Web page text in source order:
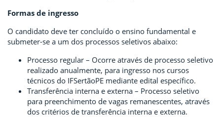
Formas de ingresso
O candidato deve ter concluído o ensino fundamental e
submeter-se a um dos processos seletivos abaixo:
Processo regular – Ocorre através de processo seletivo
realizado anualmente, para ingresso nos cursos
técnicos do IFSertãoPE mediante edital específico.
Transferência interna e externa – Processo seletivo
para preenchimento de vagas remanescentes, através
dos critérios de transferência interna e externa.